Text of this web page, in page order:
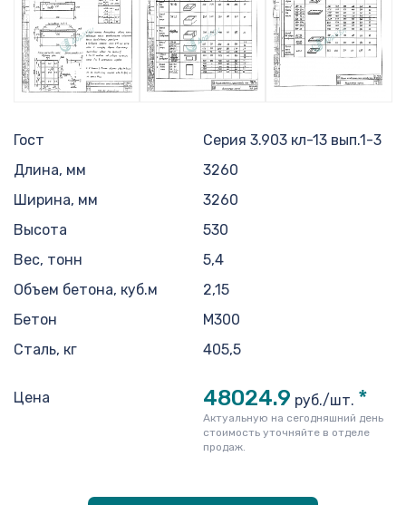
Гост
Серия 3.903 кл-13 вып.1-3
Длина, мм
3260
Ширина, мм
3260
Высота
530
Вес, тонн
5,4
Объем бетона, куб.м
2,15
Бетон
М300
Сталь, кг
405,5
Цена 48024.9 руб./шт. *
Актуальную на сегодняшний день
стоимость уточняйте в отделе
продаж.